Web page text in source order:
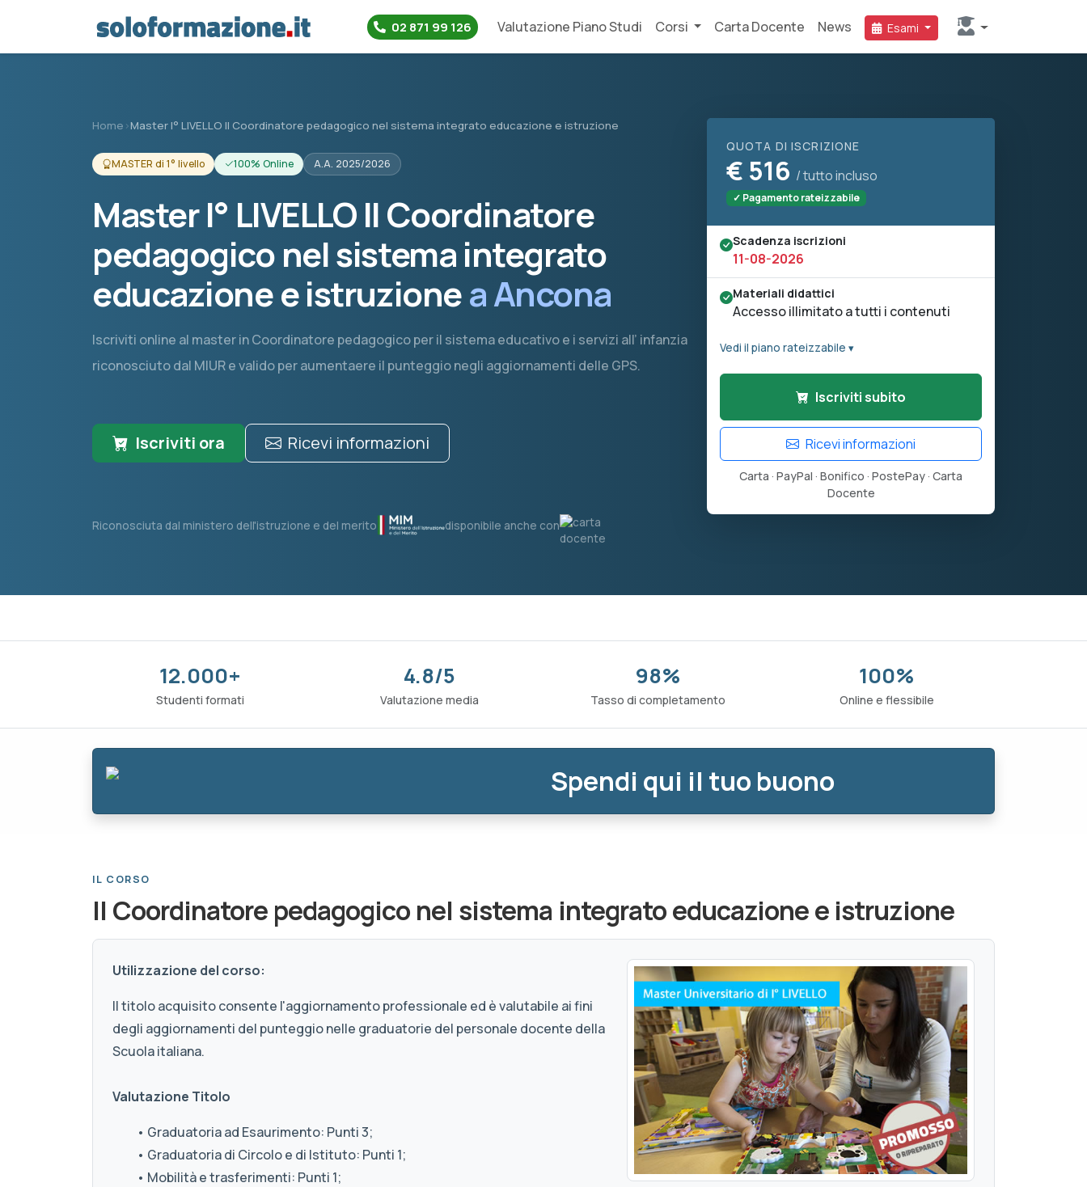
02 871 99 126 Valutazione Piano Studi Corsi Carta Docente News Esami
Home ›Master I° LIVELLO Il Coordinatore pedagogico nel sistema integrato educazione e istruzione
MASTER di 1° livello 100% Online A.A. 2025/2026
Master I° LIVELLO Il Coordinatore
pedagogico nel sistema integrato
educazione e istruzionea Ancona
Iscriviti online al master in Coordinatore pedagogico per il sistema educativo e i servizi all’ infanzia
riconosciuto dal MIUR e valido per aumentaere il punteggio negli aggiornamenti delle GPS.
Iscriviti ora Ricevi informazioni
Riconosciuta dal ministero dell'istruzione e del merito disponibile anche con
QUOTA DI ISCRIZIONE
€ 516 / tutto incluso
✓ Pagamento rateizzabile
Scadenza iscrizioni
11-08-2026
Materiali didattici
Accesso illimitato a tutti i contenuti
Vedi il piano rateizzabile ▾
Iscriviti subito
Ricevi informazioni
Carta · PayPal · Bonifico · PostePay · Carta
Docente
12.000+
Studenti formati
4.8/5
Valutazione media
98%
Tasso di completamento
100%
Online e flessibile
Spendi qui il tuo buono
IL CORSO
Il Coordinatore pedagogico nel sistema integrato educazione e istruzione
Utilizzazione del corso:
Il titolo acquisito consente l'aggiornamento professionale ed è valutabile ai fini
degli aggiornamenti del punteggio nelle graduatorie del personale docente della
Scuola italiana.
Valutazione Titolo
• Graduatoria ad Esaurimento: Punti 3;
• Graduatoria di Circolo e di Istituto: Punti 1;
• Mobilità e trasferimenti: Punti 1;